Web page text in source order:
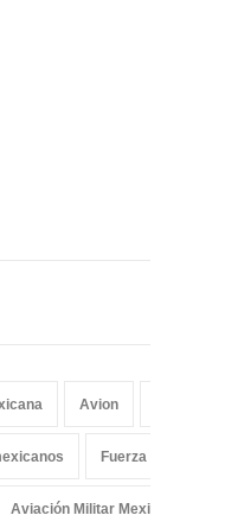
Avion
Fuerza Aérea
Aviación Militar Mexicana